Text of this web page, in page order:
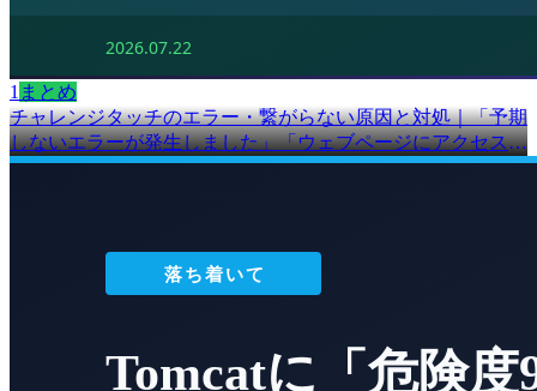
1 まとめ
チャレンジタッチのエラー・繋がらない原因と対処｜「予期
しないエラーが発生しました」「ウェブページにアクセスで
きません」